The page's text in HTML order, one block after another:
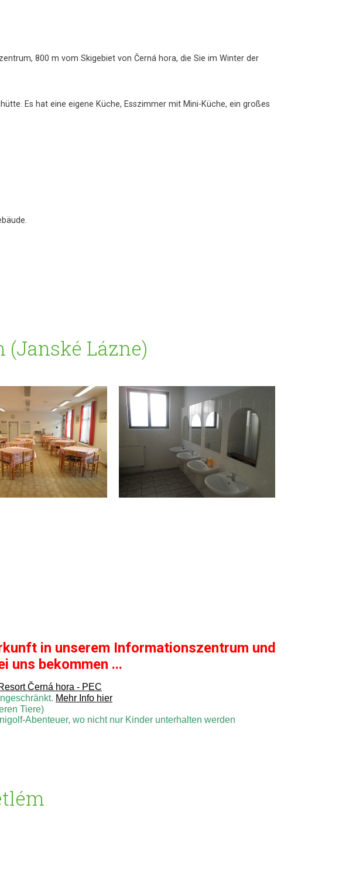
800 m vom Skigebiet von Černá hora, die Sie im Winter der
Es hat eine eigene Küche, Esszimmer mit Mini-Küche, ein großes
(Janské Lázne)
in unserem Informationszentrum und
uns bekommen ...
Černá hora - PEC
Mehr Info hier
Tiere)
Abenteuer, wo nicht nur Kinder unterhalten werden